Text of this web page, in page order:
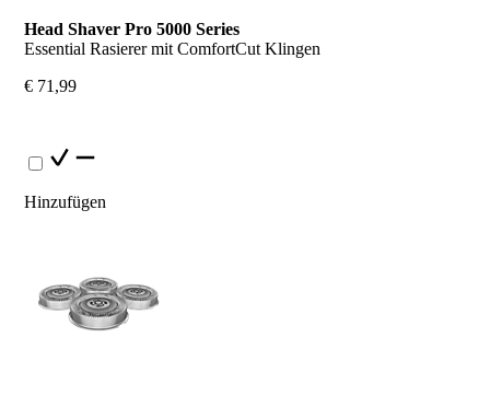
Head Shaver Pro 5000 Series
Essential Rasierer mit ComfortCut Klingen
€ 71,99
Hinzufügen